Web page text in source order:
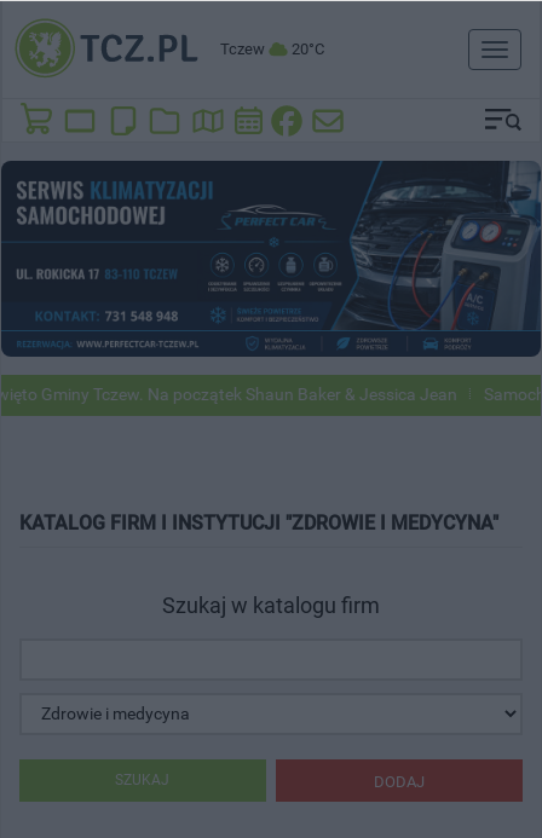
Tczew 20°C
Toggle
Gminy Tczew. Na początek Shaun Baker & Jessica Jean
KATALOG FIRM I INSTYTUCJI "ZDROWIE I MEDYCYNA"
Szukaj w katalogu firm
DODAJ
SZUKAJ